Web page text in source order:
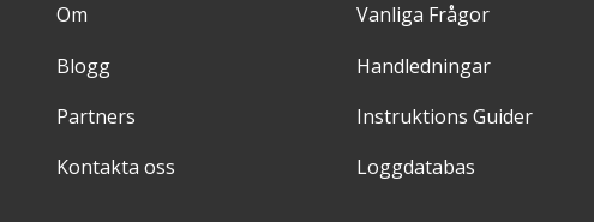
Om
Blogg
Partners
Kontakta oss
Vanliga Frågor
Handledningar
Instruktions Guider
Loggdatabas